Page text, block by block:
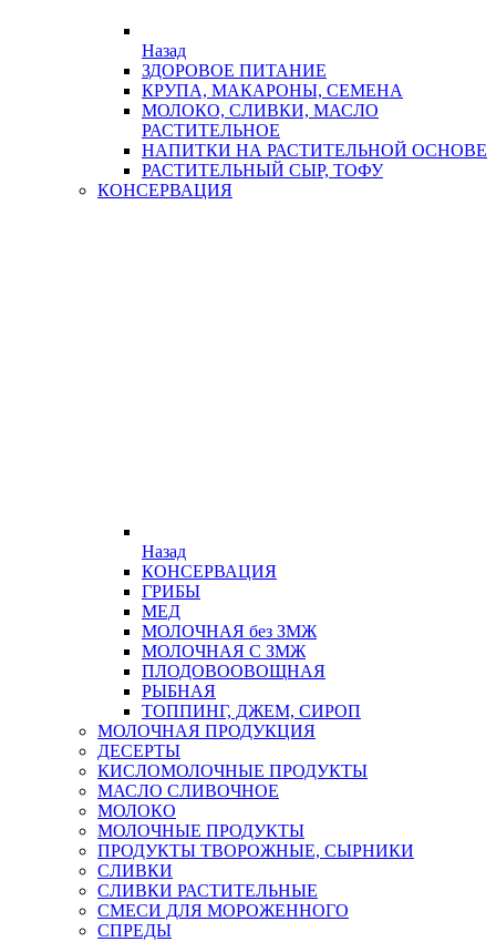
Назад
ЗДОРОВОЕ ПИТАНИЕ
КРУПА, МАКАРОНЫ, СЕМЕНА
МОЛОКО, СЛИВКИ, МАСЛО
РАСТИТЕЛЬНОЕ
НАПИТКИ НА РАСТИТЕЛЬНОЙ ОСНОВЕ
РАСТИТЕЛЬНЫЙ СЫР, ТОФУ
КОНСЕРВАЦИЯ
Назад
КОНСЕРВАЦИЯ
ГРИБЫ
МЕД
МОЛОЧНАЯ без ЗМЖ
МОЛОЧНАЯ С ЗМЖ
ПЛОДОВООВОЩНАЯ
РЫБНАЯ
ТОППИНГ, ДЖЕМ, СИРОП
МОЛОЧНАЯ ПРОДУКЦИЯ
ДЕСЕРТЫ
КИСЛОМОЛОЧНЫЕ ПРОДУКТЫ
МАСЛО СЛИВОЧНОЕ
МОЛОКО
МОЛОЧНЫЕ ПРОДУКТЫ
ПРОДУКТЫ ТВОРОЖНЫЕ, СЫРНИКИ
СЛИВКИ
СЛИВКИ РАСТИТЕЛЬНЫЕ
СМЕСИ ДЛЯ МОРОЖЕННОГО
СПРЕДЫ